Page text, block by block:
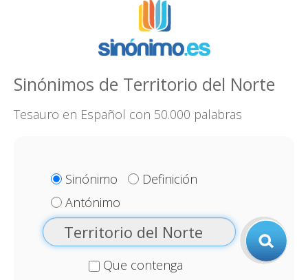
Sinónimos de Territorio del Norte
Tesauro en Español con 50.000 palabras
Sinónimo
Definición
Antónimo
Que contenga